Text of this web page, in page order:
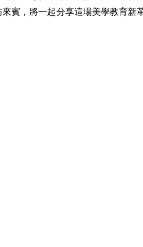
賓，將一起分享這場美學教育新